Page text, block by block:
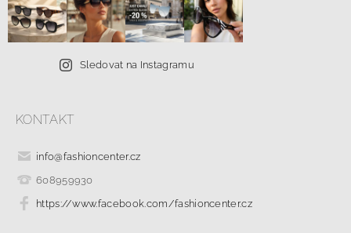
Sledovat na Instagramu
KONTAKT
info@fashioncenter.cz
608959930
https://www.facebook.com/fashioncenter.cz